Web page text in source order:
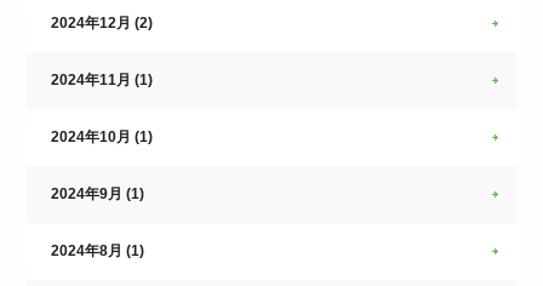
2024年12月 (2)
2024年11月 (1)
2024年10月 (1)
2024年9月 (1)
2024年8月 (1)